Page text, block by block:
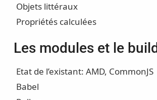
Objets littéraux
Propriétés calculées
Les modules et le build
Etat de l’existant: AMD, CommonJS
Babel